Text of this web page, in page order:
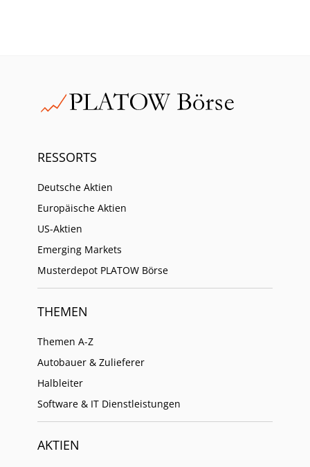
RESSORTS
Deutsche Aktien
Europäische Aktien
US-Aktien
Emerging Markets
Musterdepot PLATOW Börse
THEMEN
Themen A-Z
Autobauer & Zulieferer
Halbleiter
Software & IT Dienstleistungen
AKTIEN